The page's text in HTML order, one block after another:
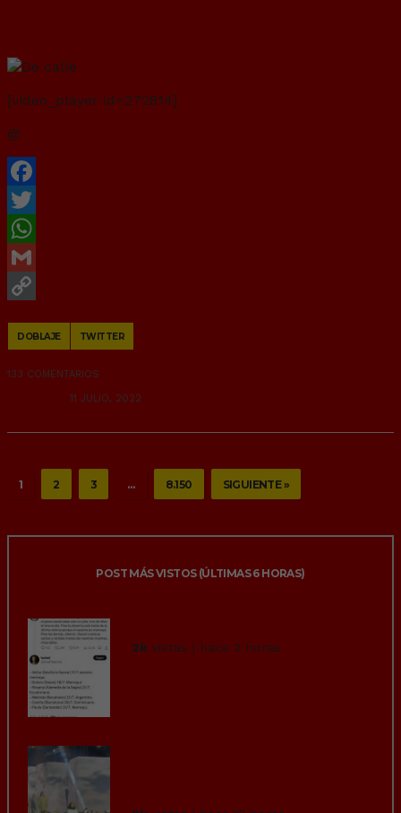
[video_player id=272814]
@
Facebook
Twitter
WhatsApp
Gmail
Link
DOBLAJE TWITTER
133 COMENTARIOS
11 JULIO, 2022
1 2 3 … 8.150 SIGUIENTE »
POST MÁS VISTOS (ÚLTIMAS 6 HORAS)
2kvistas | hace 2 horas